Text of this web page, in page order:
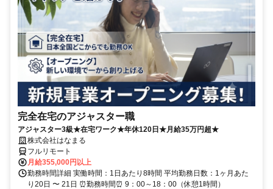
完全在宅のアジャスター職
アジャスター3級★在宅ワーク★年休120日★月給35万円超★
株式会社はなまる
フルリモート
月給355,000円以上
勤務時間詳細 実働時間：1日あたり8時間 平均勤務日数：1ヶ月あた
り20日 〜 21日 ⏰勤務時間⏰ 9：00～18：00（休憩1時間）